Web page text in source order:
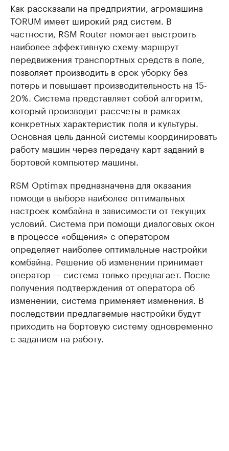
Как рассказали на предприятии, агромашина
TORUM имеет широкий ряд систем. В
частности, RSM Router помогает выстроить
наиболее эффективную схему-маршрут
передвижения транспортных средств в поле,
позволяет производить в срок уборку без
потерь и повышает производительность на 15-
20%. Система представляет собой алгоритм,
который производит рассчеты в рамках
конкретных характеристик поля и культуры.
Основная цель данной системы координировать
работу машин через передачу карт заданий в
бортовой компьютер машины.
RSM Optimax предназначена для оказания
помощи в выборе наиболее оптимальных
настроек комбайна в зависимости от текущих
условий. Система при помощи диалоговых окон
в процессе «общения» с оператором
определяет наиболее оптимальные настройки
комбайна. Решение об изменении принимает
оператор — система только предлагает. После
получения подтверждения от оператора об
изменении, система применяет изменения. В
последствии предлагаемые настройки будут
приходить на бортовую систему одновременно
с заданием на работу.